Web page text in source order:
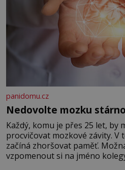
panidomu.cz
Nedovolte mozku
Každý, komu je přes 25 let, by
procvičovat mozkové závity.
začíná zhoršovat paměť.
vzpomenout si na jméno